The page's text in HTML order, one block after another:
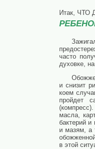
Итак,
часто
духовке,
и снизит
коем
пройдет
масла,
бактерий
и мазям, а
в этой